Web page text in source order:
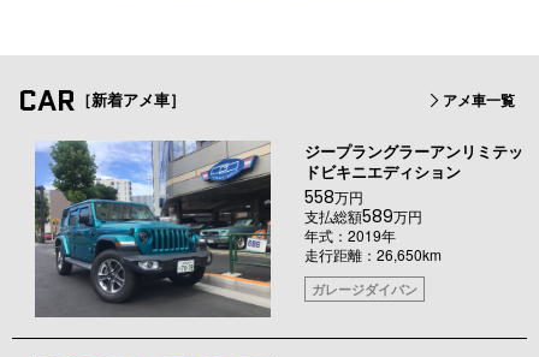
CAR ［新着アメ車］ アメ車一覧
ジープラングラーアンリミテッ
ドビキニエディション
558万円
支払総額589万円
年式：2019年
走行距離：26,650km
ガレージダイバン